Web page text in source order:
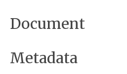
Document
Metadata